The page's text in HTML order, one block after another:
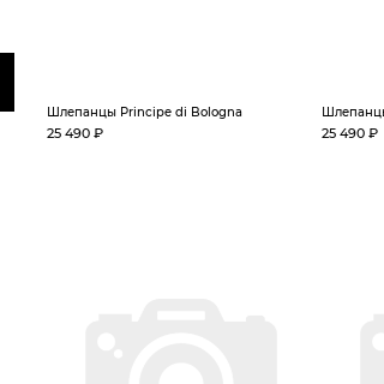
Шлепанцы Principe di Bologna
25 490 ₽ 25 490 ₽